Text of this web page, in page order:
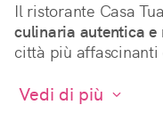
Il ristorante Casa
culinaria autentica e
città più affascinanti